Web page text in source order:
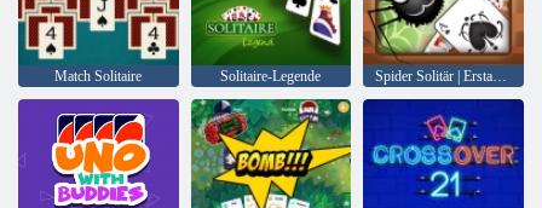
Match Solitaire Solitaire-Legende Spider Solitär | Erstaunliche Spider Solitär